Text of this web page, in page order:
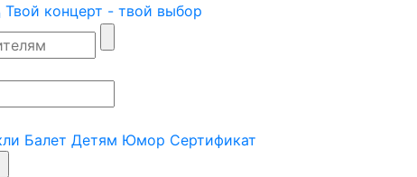
Твой концерт - твой выбор
Балет Детям Юмор Сертификат